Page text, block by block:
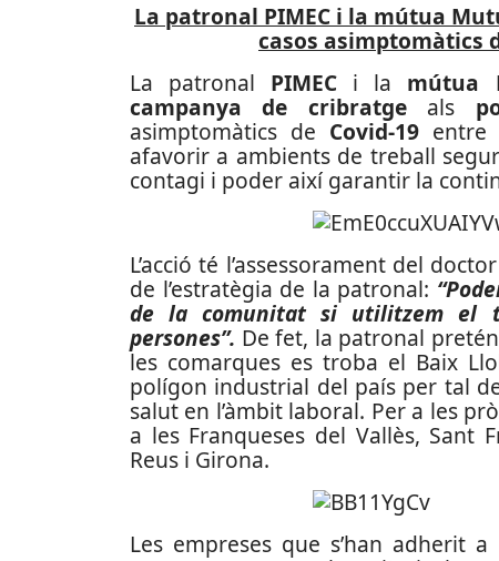
La patronal PIMEC i la mútua
casos asimptomàtics
La patronal PIMEC i la mútua
campanya de cribratgeals
asimptomàtics de Covid-19 entre
afavorir a ambients de treball
contagi i poder així garantir la
L’acció té l’assessorament del doctor
de l’estratègia de la patronal:
de la comunitat si utilitzem el
persones”. De fet, la patronal
les comarques es troba el Baix
polígon industrial del país per tal
salut en l’àmbit laboral. Per a les
a les Franqueses del Vallès, Sant
Reus i Girona.
Les empreses que s’han adherit